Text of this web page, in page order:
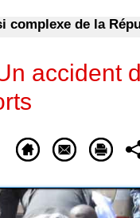
de la
accident